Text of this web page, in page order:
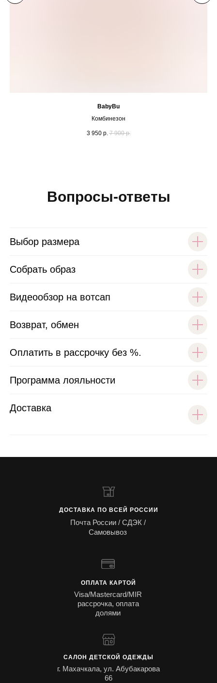
BabyBu
Комбинезон
3 950 р. 7 900 р.
Вопросы-ответы
Выбор размера
Собрать образ
Видеообзор на вотсап
Возврат, обмен
Оплатить в рассрочку без %.
Программа лояльности
Доставка
ОПЛАТА КАРТОЙ
Visa/Mastercard/MIR
рассрочка, оплата
долями
ДОСТАВКА ПО ВСЕЙ РОССИИ
Почта России / СДЭК /
Самовывоз
САЛОН ДЕТСКОЙ ОДЕЖДЫ
г. Махачкала, ул. Абубакарова
66